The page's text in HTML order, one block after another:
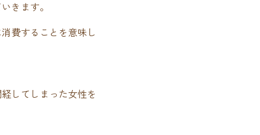
きます。
費することを意味し
してしまった女性を